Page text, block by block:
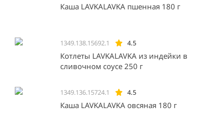
Каша LAVKALAVKA пшенная 180 г
1349.138.15692.1 4.5
Котлеты LAVKALAVKA из индейки в
сливочном соусе 250 г
1349.136.15724.1 4.5
Каша LAVKALAVKA овсяная 180 г